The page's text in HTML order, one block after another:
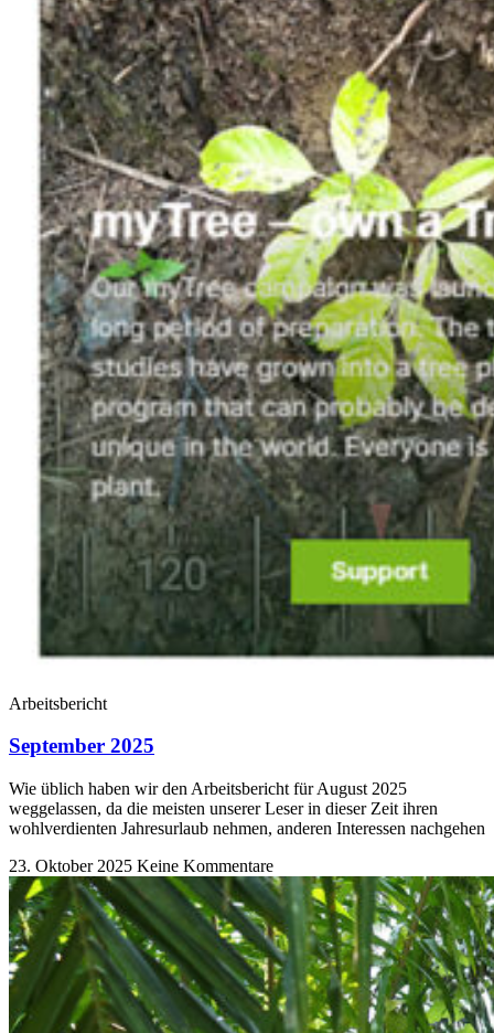
Arbeitsbericht
September 2025
Wie üblich haben wir den Arbeitsbericht für August 2025
weggelassen, da die meisten unserer Leser in dieser Zeit ihren
wohlverdienten Jahresurlaub nehmen, anderen Interessen nachgehen
23. Oktober 2025 Keine Kommentare